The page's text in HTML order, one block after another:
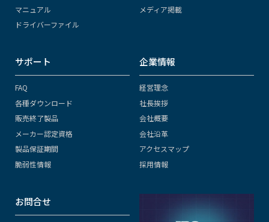
マニュアル
ドライバーファイル
メディア掲載
サポート
FAQ
各種ダウンロード
販売終了製品
メーカー認定資格
製品保証期間
脆弱性情報
企業情報
経営理念
社長挨拶
会社概要
会社沿革
アクセスマップ
採用情報
お問合せ